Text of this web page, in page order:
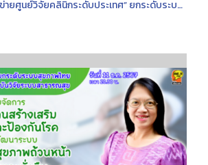
ายศูนย์วิจัยคลินิกระดับประเทศ” ยกระดับระบบ